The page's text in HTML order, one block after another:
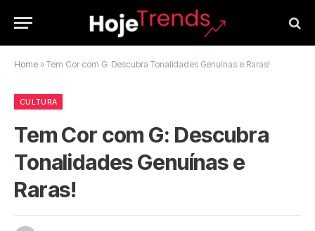
Home » Tem Cor com G: Descubra Tonalidades Genuínas e Raras!
CULTURA
Tem Cor com G: Descubra
Tonalidades Genuínas e
Raras!